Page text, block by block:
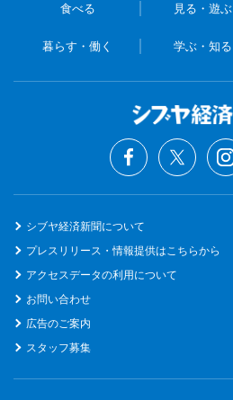
食べる 見る・遊ぶ
暮らす・働く 学ぶ・知る
シブヤ経済新聞について
プレスリリース・情報提供はこちらから
アクセスデータの利用について
お問い合わせ
広告のご案内
スタッフ募集